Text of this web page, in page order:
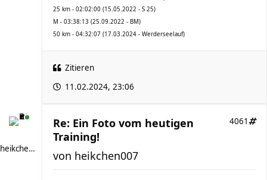
25 km - 02:02:00 (15.05.2022 - S 25)
M - 03:38:13 (25.09.2022 - BM)
50 km - 04:32:07 (17.03.2024 - Werderseelauf)
Zitieren
11.02.2024, 23:06
heikchen007
Re: Ein Foto vom heutigen
Training!
4061
von heikchen007